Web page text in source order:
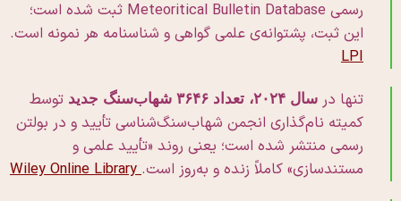
رسمی Meteoritical Bulletin Database ثبت شده است؛
این ثبت، پشتوانه‌ی علمی گواهی و شناسنامه هر نمونه است.
LPI
تنها در سال ۲۰۲۴، تعداد ۳۶۴۶ شهاب‌سنگ جدید
توسط
کمیته نام‌گذاری انجمن شهاب‌سنگ‌شناسی تأیید و در بولتن
رسمی منتشر شده است؛ یعنی روند «تأیید علمی و
مستندسازی» کاملاً زنده و به‌روز است. Wiley Online Library